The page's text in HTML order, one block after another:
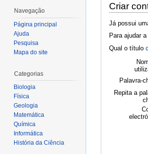
Criar
Já possui
Para ajudar
Qual o título
Palavra-
Repita a
Navegação
Página principal
Ajuda
Pesquisa
Mapa do site
Categorias
Biologia
Física
Geologia
Matemática
Química
Informática
História da Ciência